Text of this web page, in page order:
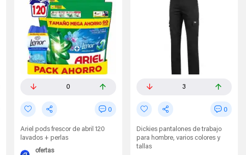
0
0
Ariel pods frescor de abril 120
lavados + perlas
ofertas
3
0
Dickies pantalones de trabajo
para hombre, varios colores y
tallas